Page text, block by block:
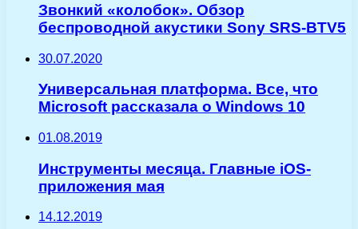
Звонкий «колобок». Обзор
беспроводной акустики Sony SRS-BTV5
30.07.2020
Универсальная платформа. Все, что
Microsoft рассказала о Windows 10
01.08.2019
Инструменты месяца. Главные iOS-
приложения мая
14.12.2019